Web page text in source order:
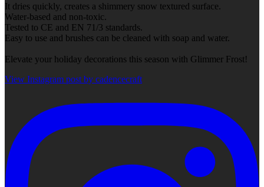
It dries quickly, creates a shimmery snow textured surface.
Water-based and non-toxic.
Tested to CE and EN 71/3 standards.
Easy to use and brushes can be cleaned with soap and water.
Elevate your holiday decorations this season with Glimmer Frost!
View Instagram post by cadencecraft